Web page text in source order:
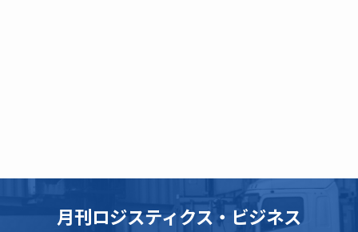
月刊ロジスティクス・ビジネス